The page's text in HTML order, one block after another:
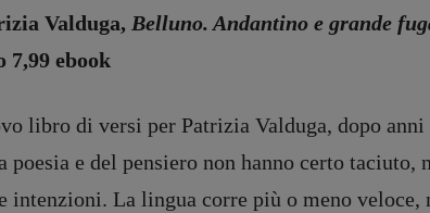
Valduga, Belluno. Andantino e grande
7,99 ebook
libro di versi per Patrizia Valduga, dopo
poesia e del pensiero non hanno certo taciuto,
intenzioni. La lingua corre più o meno